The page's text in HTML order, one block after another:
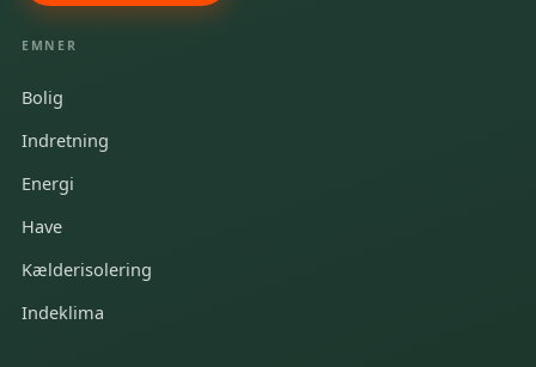
EMNER
Bolig
Indretning
Energi
Have
Kælderisolering
Indeklima